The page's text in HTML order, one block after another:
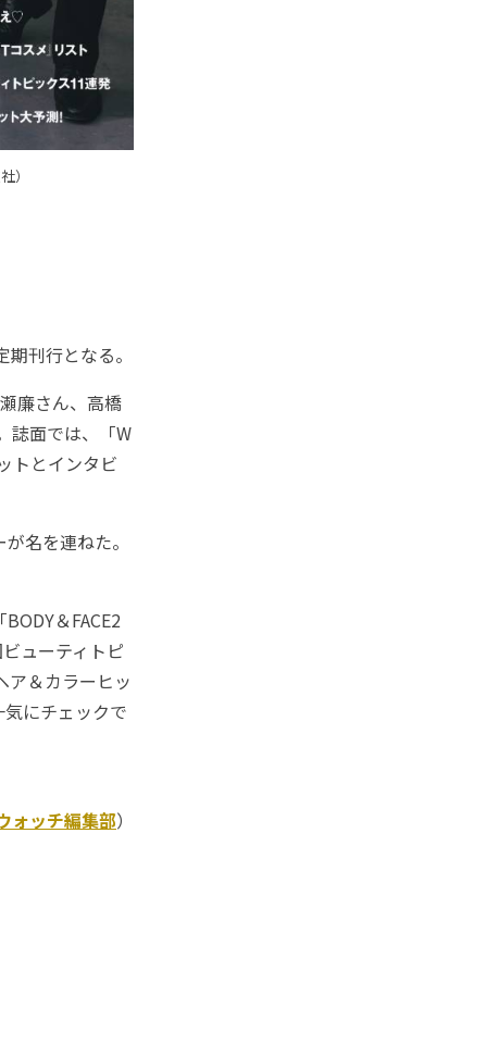
）
刊行となる。
廉さん、高橋
誌面では、「W
トとインタビ
名を連ねた。
＆FACE2
ューティトピ
ア＆カラーヒッ
にチェックで
ォッチ編集部）